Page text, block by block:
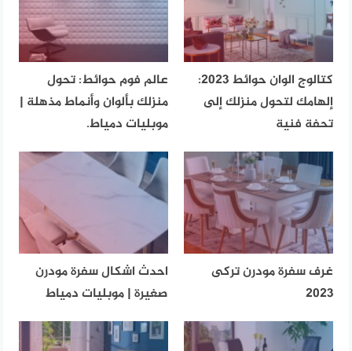
كتالوج الوان حوائط 2023:
إلهامك لتحول منزلك إلى
تحفة فنية
عالم فوم حوائط: تحول
منزلك بألوان وأنماط مذهلة |
موبليات دمياط.
غرف سفرة مودرن تركى
2023
احدث اشكال سفرة مودرن
صغيرة | موبليات دمياط